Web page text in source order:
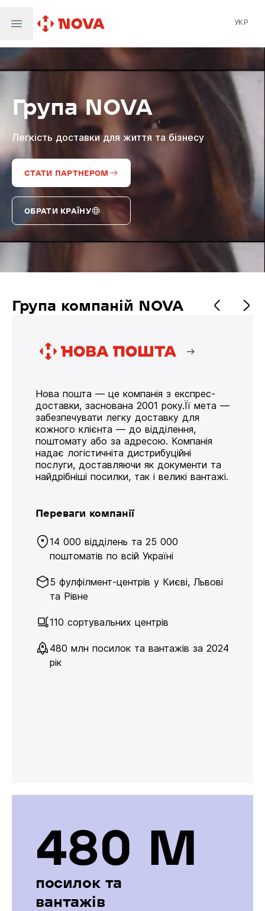
Nova Global
Nova Digital
Supernova Airlines
УКР
Група NOVA
Легкість доставки для життя та бізнесу
СТАТИ ПАРТНЕРОМ
ОБРАТИ КРАЇНУ
Група компаній NOVA
Нова пошта — це компанія з експрес-
доставки, заснована 2001 року.Її мета —
забезпечувати легку доставку для
кожного клієнта — до відділення,
поштомату або за адресою. Компанія
надає логістичніта дистрибуційні
послуги, доставляючи як документи та
найдрібніші посилки, так і великі вантажі.
Переваги компанії
14 000 відділень та 25 000
поштоматів по всій Україні
5 фулфілмент-центрів у Києві, Львові
та Рівне
110 сортувальних центрів
480 млн посилок та вантажів за 2024
рік
480 М
посилок та
вантажів